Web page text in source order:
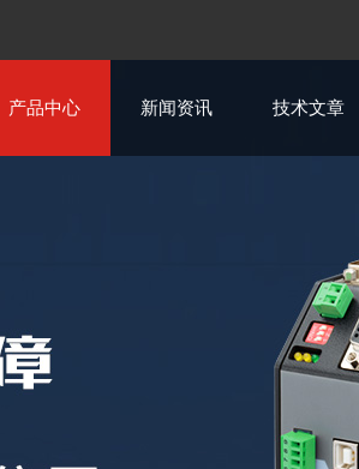
产品中心 新闻资讯 技术文章